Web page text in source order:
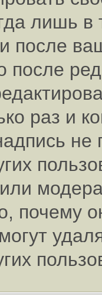
лишь в
после
после
раз и
не